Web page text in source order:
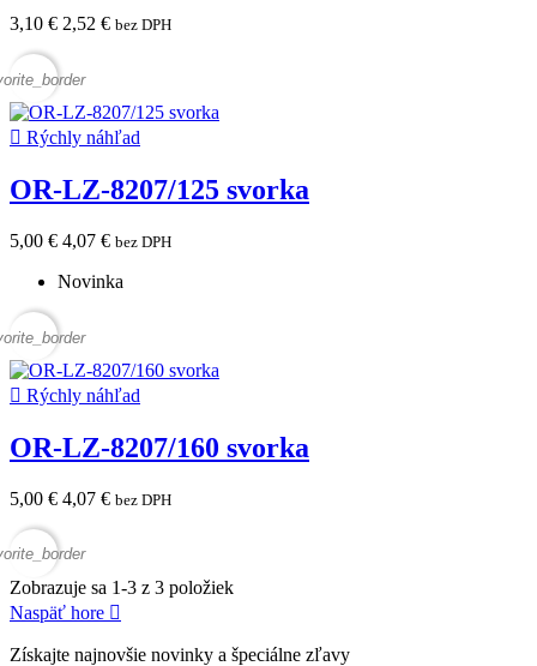
3,10 € 2,52 € bez DPH
 Rýchly náhľad
OR-LZ-8207/125 svorka
5,00 € 4,07 € bez DPH
Novinka
 Rýchly náhľad
OR-LZ-8207/160 svorka
5,00 € 4,07 € bez DPH
Zobrazuje sa 1-3 z 3 položiek
Naspäť hore 
Získajte najnovšie novinky a špeciálne zľavy